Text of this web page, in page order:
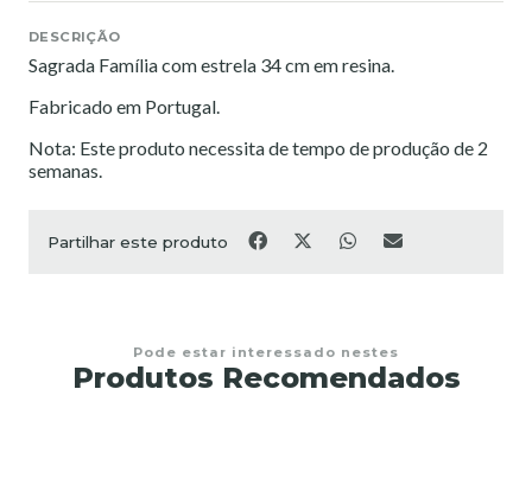
DESCRIÇÃO
Sagrada Família com estrela 34 cm em resina.
Fabricado em Portugal.
Nota: Este produto necessita de tempo de produção de 2
semanas.
Partilhar este produto
Pode estar interessado nestes
Produtos Recomendados